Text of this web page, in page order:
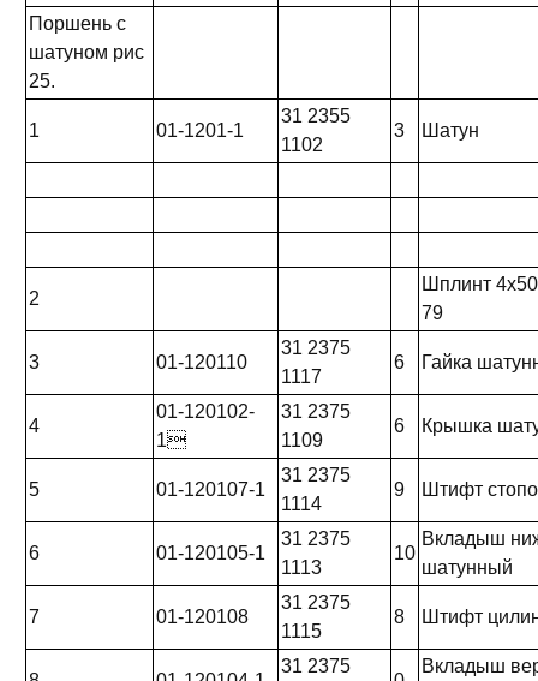
Поршень с
шатуном рис
25.
1 01-1201-1
31 2355
1102
3 Шатун
2
Шплинт
79
3 01-120110
31 2375
1117
6 Гайка
4
01-120102-
1
31 2375
1109
6 Крышка
5 01-120107-1
31 2375
1114
9 Штифт
6 01-120105-1
31 2375
1113
10
Вкладыш
шатунный
7 01-120108
31 2375
1115
8 Штифт
31 2375
Вкладыш